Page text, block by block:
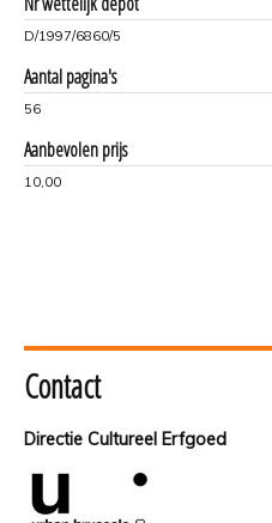
D/1997/6860/5
Aantal pagina's
56
Aanbevolen prijs
10,00
Contact
Directie Cultureel Erfgoed